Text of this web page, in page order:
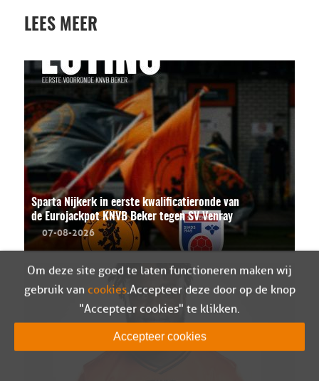
LEES MEER
Sparta Nijkerk in eerste kwalificatieronde van
de Eurojackpot KNVB Beker tegen SV Venray
07-08-2026
Om deze site goed te laten functioneren maken wij
gebruik van cookies. Accepteer deze door op de knop
"Accepteer cookies" te klikken.
Accepteer cookies